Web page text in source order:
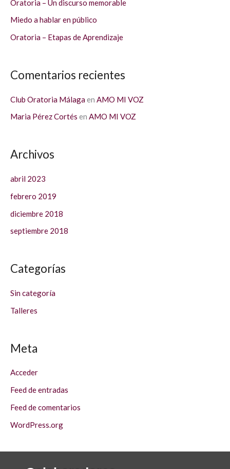
:
Oratoria – Un discurso memorable
Miedo a hablar en público
Oratoria – Etapas de Aprendizaje
Comentarios recientes
Club Oratoria Málagaen AMO MI VOZ
Maria Pérez Cortés en AMO MI VOZ
Archivos
abril 2023
febrero 2019
diciembre 2018
septiembre 2018
Categorías
Sin categoría
Talleres
Meta
Acceder
Feed de entradas
Feed de comentarios
WordPress.org